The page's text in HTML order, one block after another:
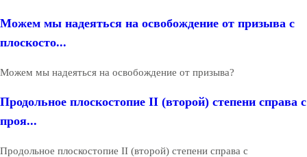
Можем мы надеяться на освобождение от призыва с
плоскосто...
Можем мы надеяться на освобождение от призыва?
Продольное плоскостопие II (второй) степени справа с
проя...
Продольное плоскостопие II (второй) степени справа с